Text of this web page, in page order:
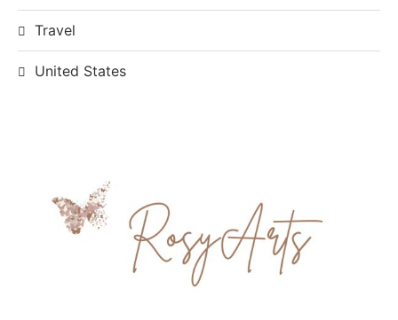
Travel
United States